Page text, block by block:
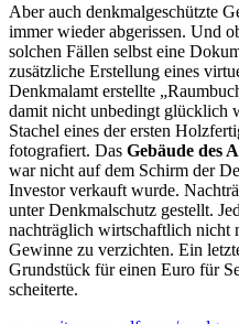
Aber auch denkmalgeschützte
immer wieder abgerissen. Und
solchen Fällen selbst eine
zusätzliche Erstellung eines
Denkmalamt erstellte
damit nicht unbedingt glücklich
Stachel eines der ersten
fotografiert. Das Gebäude des
war nicht auf dem Schirm der
Investor verkauft wurde.
unter Denkmalschutz gestellt.
nachträglich wirtschaftlich nicht
Gewinne zu verzichten. Ein
Grundstück für einen Euro für
scheiterte.